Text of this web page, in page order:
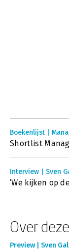
Boekenlijst |
Shortlist
Interview | Sven
‘We kijken op
Over
Preview | Sven